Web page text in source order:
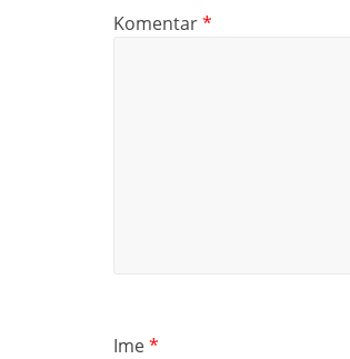
Komentar*
Ime*